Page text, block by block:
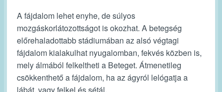
A fájdalom lehet enyhe, de súlyos
mozgáskorlátozottságot is okozhat. A betegség
előrehaladottabb stádiumában az alsó végtagi
fájdalom kialakulhat nyugalomban, fekvés közben is,
mely álmából felkeltheti a Beteget. Átmenetileg
csökkenthető a fájdalom, ha az ágyról lelógatja a